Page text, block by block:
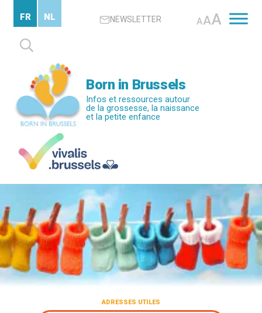
contenu
principal
NEWSLETTER AAA
Rechercher :
FR NL
Born in Brussels
Infos et ressources autour
de la grossesse, la naissance
et la petite enfance
ADRESSES UTILES